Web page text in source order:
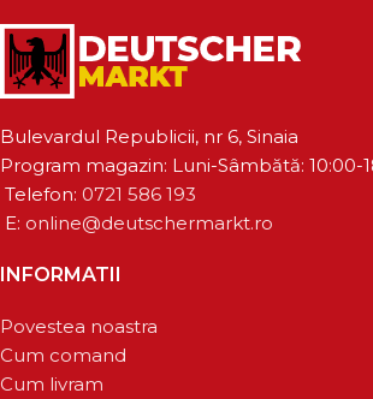
Bulevardul Republicii, nr 6, Sinaia
Program magazin: Luni-Sâmbătă: 10:00-
Telefon: 0721 586 193
E: online@deutschermarkt.ro
INFORMATII
Povestea noastra
Cum comand
Cum livram